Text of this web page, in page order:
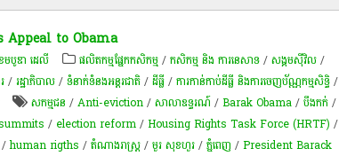
to Obama
មបូឌា ដេលី ​ផលិតកម្ម​ផ្នែក​កសិកម្ម​/កសិកម្ម​ និង​ ការ​នេ​សាទ​/សង្គមស៊ីវិល/
/រដ្ឋាភិបាល/ទំនាក់ទំនងអន្តរជាតិ/ដីធ្លី/ការកាន់កាប់​ដីធ្លី និង​ការចេញ​ប័ណ្ណកម្មសិទ្ធិ​/
សកម្មជន /Anti-eviction/សាលា​ឧទ្ធរណ៍​/Barak Obama/បឹងកក់/
/ election reform/Housing Rights Task Force (HRTF) /
/human rigths /តំណាងរាស្ត្រ​/មួរ សុខហួរ/ភ្នំពេញ /President Barack